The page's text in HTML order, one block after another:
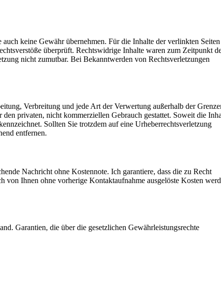
keine Gewähr übernehmen. Für die Inhalte der verlinkten
überprüft. Rechtswidrige Inhalte waren zum Zeitpunkt
nicht zumutbar. Bei Bekanntwerden von Rechtsverletzungen
Verbreitung und jede Art der Verwertung außerhalb der
privaten, nicht kommerziellen Gebrauch gestattet. Soweit die
Sollten Sie trotzdem auf eine Urheberrechtsverletzung
entfernen.
Nachricht ohne Kostennote. Ich garantiere, dass die zu Recht
von Ihnen ohne vorherige Kontaktaufnahme ausgelöste Kosten
Garantien, die über die gesetzlichen Gewährleistungsrechte